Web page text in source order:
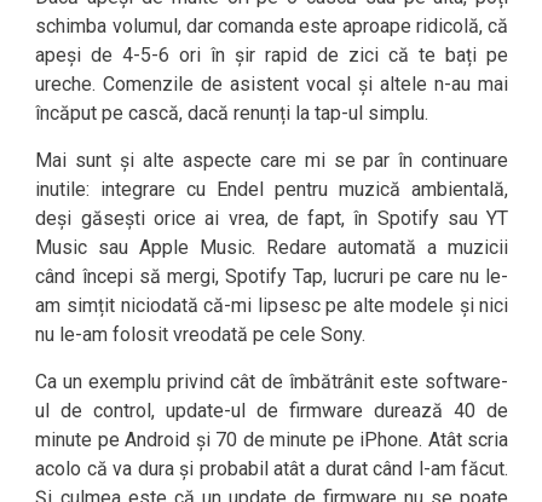
schimba volumul, dar comanda este aproape ridicolă, că
apeși de 4-5-6 ori în șir rapid de zici că te bați pe
ureche. Comenzile de asistent vocal și altele n-au mai
încăput pe cască, dacă renunți la tap-ul simplu.
Mai sunt și alte aspecte care mi se par în continuare
inutile: integrare cu Endel pentru muzică ambientală,
deși găsești orice ai vrea, de fapt, în Spotify sau YT
Music sau Apple Music. Redare automată a muzicii
când începi să mergi, Spotify Tap, lucruri pe care nu le-
am simțit niciodată că-mi lipsesc pe alte modele și nici
nu le-am folosit vreodată pe cele Sony.
Ca un exemplu privind cât de îmbătrânit este software-
ul de control, update-ul de firmware durează 40 de
minute pe Android și 70 de minute pe iPhone. Atât scria
acolo că va dura și probabil atât a durat când l-am făcut.
Și culmea este că un update de firmware nu se poate